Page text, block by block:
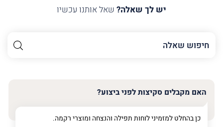
יש לך שאלה? שאל אותנו עכשיו
השם
שלך
טלפון (חובה)
האם מקבלים סקיצות לפני ביצוע?
כן בהחלט למזמיני לוחות תפילה והנצחה ומוצרי רקמה.